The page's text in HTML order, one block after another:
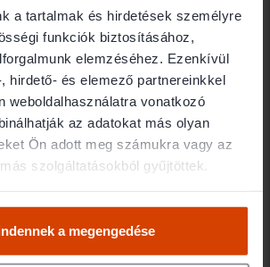
a tartalmak és hirdetések személyre
funkciók biztosításához,
elemzéséhez. Ezenkívül
hirdető- és elemező partnereinkkel
weboldalhasználatra vonatkozó
az adatokat más olyan
Ön adott meg számukra vagy az
szolgáltatásokból gyűjtöttek.
a megengedése
és Incze Ügyvédi Iroda
Budapest
Ásvány Zsolt
Aszmann Róbert